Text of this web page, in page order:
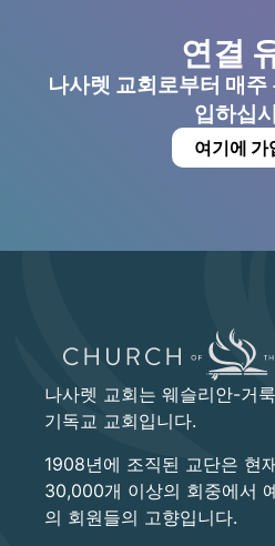
연결
나사렛 교회로부터 매
입하십
여기에 가
나사렛 교회는 웨슬리안-거
기독교 교회입니다.
1908년에 조직된 교단은 현
30,000개 이상의 회중에서
의 회원들의 고향입니다.